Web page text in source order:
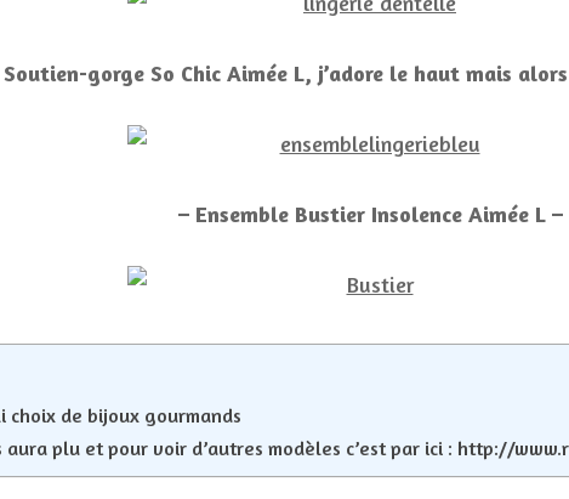
Soutien-gorge So Chic Aimée L, j’adore le haut mais
– Ensemble Bustier Insolence Aimée L –
choix de bijoux gourmands
aura plu et pour voir d’autres modèles c’est par ici : http://